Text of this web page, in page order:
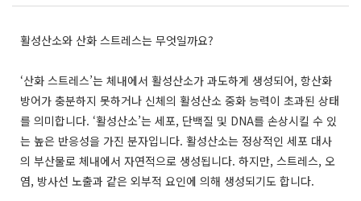
활성산소와 산화 스트레스는 무엇일까요?
‘산화 스트레스’는 체내에서 활성산소가 과도하게 생성되어, 항산화
방어가 충분하지 못하거나 신체의 활성산소 중화 능력이 초과된 상태
를 의미합니다. ‘활성산소’는 세포, 단백질 및 DNA를 손상시킬 수 있
는 높은 반응성을 가진 분자입니다. 활성산소는 정상적인 세포 대사
의 부산물로 체내에서 자연적으로 생성됩니다. 하지만, 스트레스, 오
염, 방사선 노출과 같은 외부적 요인에 의해 생성되기도 합니다.